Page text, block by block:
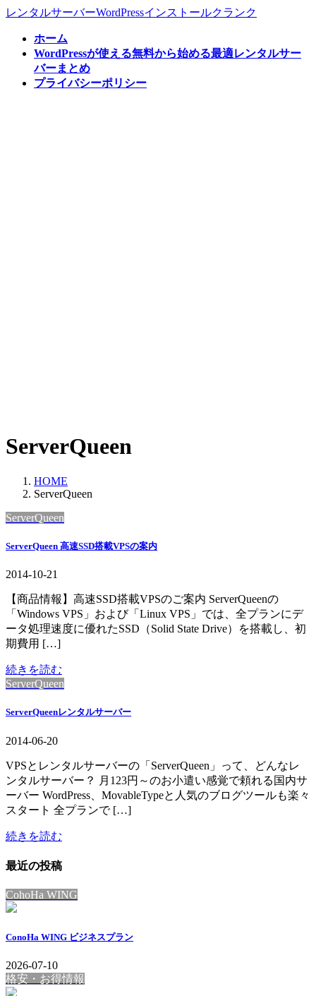
コ
ナ
レンタルサーバーWordPressインストールクランク
ホーム
WordPressが使える無料から始める最適レンタルサー
バーまとめ
プライバシーポリシー
ServerQueen
HOME
ServerQueen
ServerQueen
ServerQueen 高速SSD搭載VPSの案内
2014-10-21
【商品情報】高速SSD搭載VPSのご案内 ServerQueenの
「Windows VPS」および「Linux VPS」では、全プランにデ
ータ処理速度に優れたSSD（Solid State Drive）を搭載し、初
期費用 […]
続きを読む
ServerQueen
ServerQueenレンタルサーバー
2014-06-20
VPSとレンタルサーバーの「ServerQueen」って、どんなレ
ンタルサーバー？ 月123円～のお小遣い感覚で頼れる国内サ
ーバー WordPress、MovableTypeと人気のブログツールも楽々
スタート 全プランで […]
続きを読む
最近の投稿
CohoHa WING
ConoHa WING ビジネスプラン
2026-07-10
格安・お得情報